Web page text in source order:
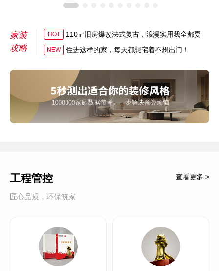
家装
攻略
HOT 110㎡旧房爆改法式复古，浪漫实用我全都要
NEW 住进这样的家，每天都想宅着不想出门！
工程管控
匠心品质，环保筑家
查看更多 >